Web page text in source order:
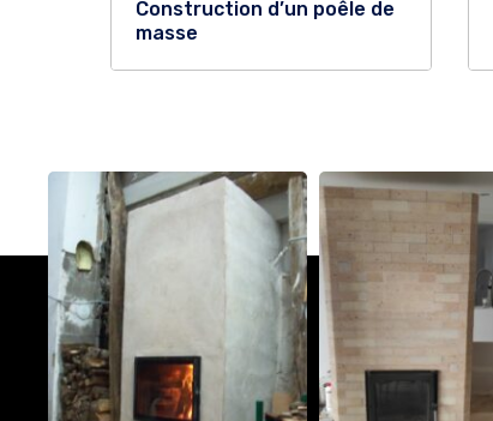
Construction d’un poêle de
masse